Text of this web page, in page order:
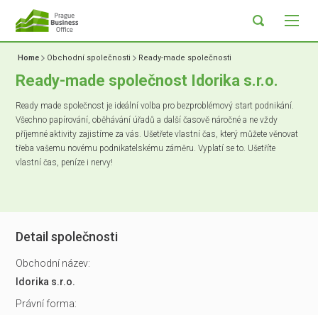
Home Obchodní společnosti Ready-made společnosti
Ready-made společnost Idorika s.r.o.
Ready made společnost je ideální volba pro bezproblémový start podnikání.
Všechno papírování, oběhávání úřadů a další časově náročné a ne vždy
příjemné aktivity zajistíme za vás. Ušetřete vlastní čas, který můžete věnovat
třeba vašemu novému podnikatelskému záměru. Vyplatí se to. Ušetříte
vlastní čas, peníze i nervy!
Detail společnosti
Obchodní název:
Idorika s.r.o.
Právní forma: